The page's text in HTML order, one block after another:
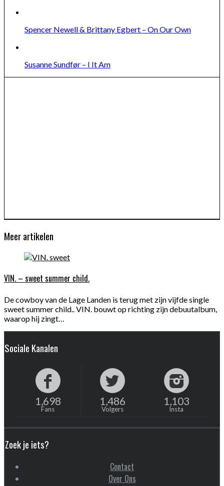
Spencer Newell & Brittany Egbert – On Our Own
Susanne Sundfør – I It Am
Meer artikelen
VIN. – sweet summer child.
De cowboy van de Lage Landen is terug met zijn vijfde single
sweet summer child.. VIN. bouwt op richting zijn debuutalbum,
waarop hij zingt…
Sociale Kanalen
1,698
Fans
1,486
Volgers
1,103
Insta
Zoek je iets?
Contact
Over Ons